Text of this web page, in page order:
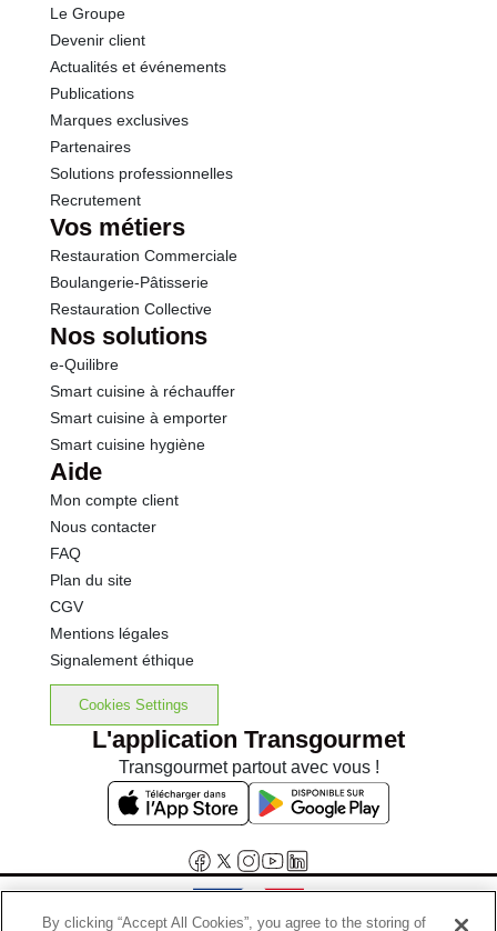
Le Groupe
Devenir client
Actualités et événements
Publications
Marques exclusives
Partenaires
Solutions professionnelles
Recrutement
Vos métiers
Restauration Commerciale
Boulangerie-Pâtisserie
Restauration Collective
Nos solutions
e-Quilibre
Smart cuisine à réchauffer
Smart cuisine à emporter
Smart cuisine hygiène
Aide
Mon compte client
Nous contacter
FAQ
Plan du site
CGV
Mentions légales
Signalement éthique
Cookies Settings
L'application Transgourmet
Transgourmet partout avec vous !
By clicking “Accept All Cookies”, you agree to the storing of